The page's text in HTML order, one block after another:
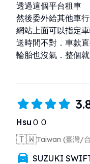
透過這個平台租車
然後委外給其他車行
網站上面可以指定
送時間不對．車款
輪胎也沒氣．整個
HsuＯＯ
🇹🇼Taiwan (臺灣/
SUZUKI